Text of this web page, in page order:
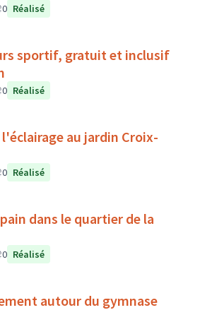
0 Réalisé
sportif, gratuit et inclusif
0 Réalisé
au jardin Croix-
0 Réalisé
dans le quartier de la
0 Réalisé
autour du gymnase